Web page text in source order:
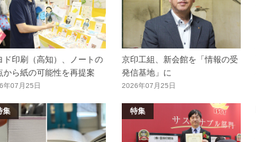
ド印刷（高知）、ノートの
から紙の可能性を再提案
年07月25日
京印工組、新会館を「情報の受
発信基地」に
2026年07月25日
集 特集